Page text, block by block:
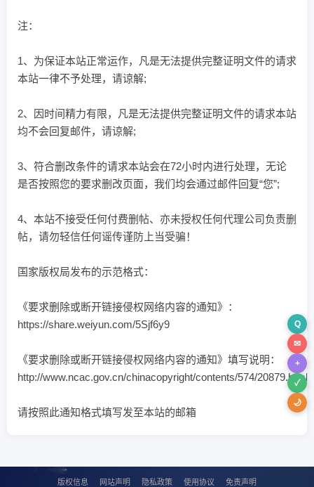
注：
1、为保证本站正常运作，凡是无法提供完整证明文件的请求
本站一律不予处理，请谅解;
2、因时间精力有限，凡是无法提供完整证明文件的请求本站
均不会回复邮件，请谅解;
3、符合删改条件的请求本站会在72小时内进行处理，无论
是否按照您的要求删改页面，我们均会通过邮件回复“您”;
4、本站不接受任何付费删帖、亦未授权任何代理公司负责删
帖，请勿轻信任何谣传谨防上当受骗！
国家版权局发布的示范格式：
《要求删除或断开链接侵权网络内容的通知》：
https://share.weiyun.com/5Sjf6y9
《要求删除或断开链接侵权网络内容的通知》填写说明：
http://www.ncac.gov.cn/chinacopyright/contents/574/20879.html
请按照此通知格式填写发至本站的邮箱
Q
✉
+
✓
🌙
版权信息 网站声明 隐私政策 使用协议 免责声明